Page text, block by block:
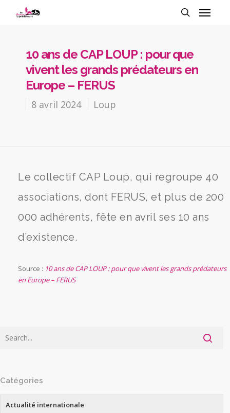
10 ans de CAP LOUP : pour que
vivent les grands prédateurs en
Europe – FERUS
8 avril 2024 Loup
Le collectif CAP Loup, qui regroupe 40
associations, dont FERUS, et plus de 200
000 adhérents, fête en avril ses 10 ans
d’existence.
Source : 10 ans de CAP LOUP : pour que vivent les grands prédateurs
en Europe – FERUS
Catégories
Actualité internationale